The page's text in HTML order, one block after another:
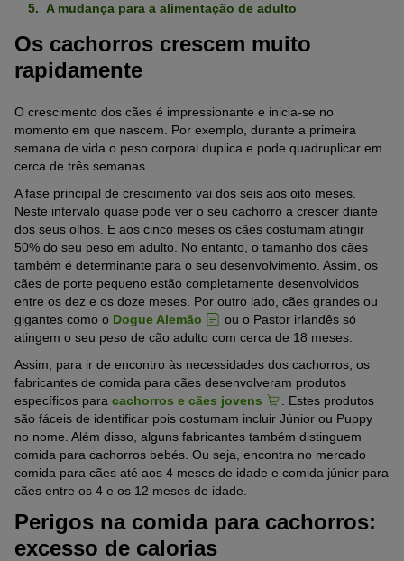
A mudança para a alimentação de adulto
Os cachorros crescem muito
rapidamente
O crescimento dos cães é impressionante e inicia-se no
momento em que nascem. Por exemplo, durante a primeira
semana de vida o peso corporal duplica e pode quadruplicar em
cerca de três semanas
A fase principal de crescimento vai dos seis aos oito meses.
Neste intervalo quase pode ver o seu cachorro a crescer diante
dos seus olhos. E aos cinco meses os cães costumam atingir
50% do seu peso em adulto. No entanto, o tamanho dos cães
também é determinante para o seu desenvolvimento. Assim, os
cães de porte pequeno estão completamente desenvolvidos
entre os dez e os doze meses. Por outro lado, cães grandes ou
gigantes como o Dogue Alemão
ou o Pastor irlandês só
atingem o seu peso de cão adulto com cerca de 18 meses.
Assim, para ir de encontro às necessidades dos cachorros, os
fabricantes de comida para cães desenvolveram produtos
específicos para cachorros e cães jovens
. Estes produtos
são fáceis de identificar pois costumam incluir Júnior ou Puppy
no nome. Além disso, alguns fabricantes também distinguem
comida para cachorros bebés. Ou seja, encontra no mercado
comida para cães até aos 4 meses de idade e comida júnior para
cães entre os 4 e os 12 meses de idade.
Perigos na comida para cachorros:
excesso de calorias